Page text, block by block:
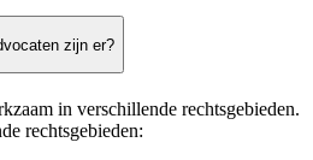
zijn er?
in verschillende rechtsgebieden.
rechtsgebieden: